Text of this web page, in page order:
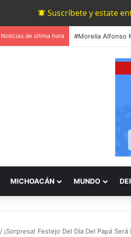
Suscríbete y estate
Noticias de última hora
MICHOACÁN MUNDO
/ ¡Sorpresa! Festejo Del Día Del Papá